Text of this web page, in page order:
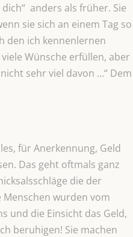
anders als früher. Sie
sie sich an einem Tag so
den ich kennenlernen
Wünsche erfüllen, aber
sehr viel davon …“ Dem
für Anerkennung, Geld
Das geht oftmals ganz
die der
wurden vom
und die Einsicht das Geld,
beruhigen! Sie machen